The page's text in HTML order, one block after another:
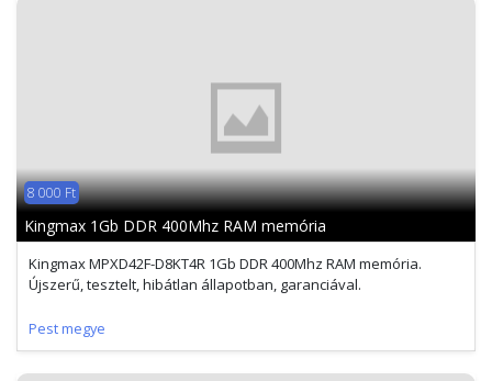
8 000 Ft
Kingmax 1Gb DDR 400Mhz RAM memória
Kingmax MPXD42F-D8KT4R 1Gb DDR 400Mhz RAM memória.
Újszerű, tesztelt, hibátlan állapotban, garanciával.
Pest megye